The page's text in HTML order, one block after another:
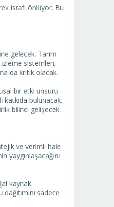
israfı önlüyor. Bu
gelecek. Tarım
sistemleri,
da kritik olacak.
bir etki unsuru
katkıda bulunacak.
bilinci gelişecek.
ve verimli hale
yaygınlaşacağını
kaynak
sadece